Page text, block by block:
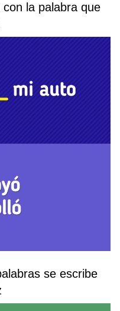
la palabra que
se escribe